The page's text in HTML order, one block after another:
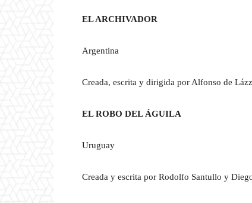
EL ARCHIVADOR
Argentina
Creada, escrita y dirigida por Alfonso de
EL ROBO DEL ÁGUILA
Uruguay
Creada y escrita por Rodolfo Santullo y